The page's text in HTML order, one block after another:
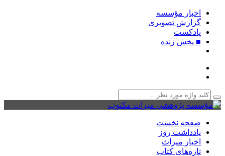
اخبار مؤسسه
گزارش تصویری
پادکست‌
■ پخش زنده
صفحه نخست
یادداشت روز
اخبار میراث
تازه‌های کتاب